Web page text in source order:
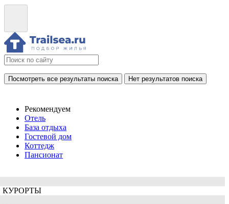
Посмотреть все результаты поиска Нет результатов поиска
Рекомендуем
Отель
База отдыха
Гостевой дом
Коттедж
Пансионат
КУРОРТЫ